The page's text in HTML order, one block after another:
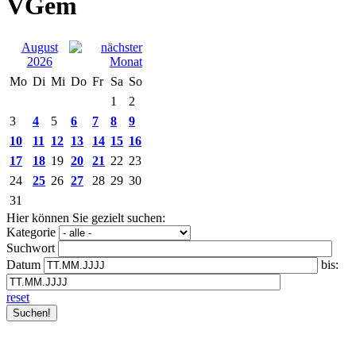
August
2026
Mo Di Mi Do Fr Sa So
1
2
3
4 5 6 7 8
9
10
11 12 13 14 15 16
17
18 19 20 21 22 23
24
25 26 27 28 29 30
31
Hier können Sie gezielt suchen:
Kategorie
Suchwort
Datum
bis:
reset